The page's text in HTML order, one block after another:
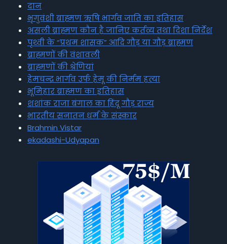
दान
भृगुवंशी ब्राह्मण ऋषि भार्गव जाति का इतिहास
असली ब्राह्मण कौन है जानिए कर्तव्य तथा दिशा निर्देश
पृथ्वी के “प्रथम शासक” आदि गौड़ या गौड़ ब्राह्मण
ब्राह्मणों की वंशावली
ब्राह्मणों की श्रेणियां
हेमचन्द्र भार्गव उर्फ हेमू की निर्मम हत्या
भूमिहार ब्राह्मण का इतिहास
शशांक राजा बंगाल का हिंदू गौड़ राज्य
भारतीय सनातन धर्म के संस्कार
Brahmin Vistar
ekadashi-Udyapan